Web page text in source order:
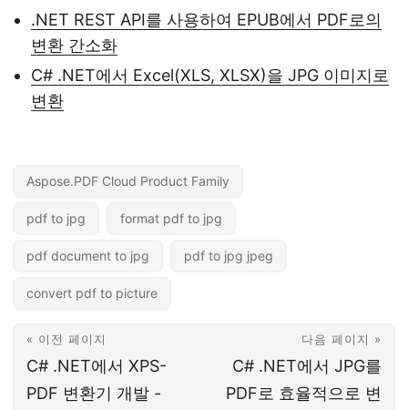
.NET REST API를 사용하여 EPUB에서 PDF로의
변환 간소화
C# .NET에서 Excel(XLS, XLSX)을 JPG 이미지로
변환
Aspose.PDF Cloud Product Family
pdf to jpg format pdf to jpg
pdf document to jpg pdf to jpg jpeg
convert pdf to picture
« 이전 페이지
C# .NET에서 XPS-
PDF 변환기 개발 -
다음 페이지 »
C# .NET에서 JPG를
PDF로 효율적으로 변